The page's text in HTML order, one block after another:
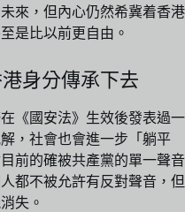
來，但內心仍然希冀着香港
是比以前更自由。
身分傳承下去
《國安法》生效後發表過一
，社會也會進一步「躺平
前的確被共產黨的單一聲音
都不被允許有反對聲音，但
失。